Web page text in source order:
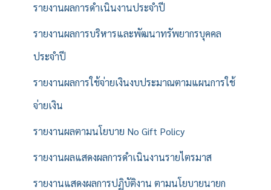
รายงานผลการดำเนินงานประจำปี
รายงานผลการบริหารและพัฒนาทรัพยากรบุคคล
ประจำปี
รายงานผลการใช้จ่ายเงินงบประมาณตามแผนการใช้
จ่ายเงิน
รายงานผลตามนโยบาย No Gift Policy
รายงานผลแสดงผลการดำเนินงานรายไตรมาส
รายงานแสดงผลการปฏิบัติงาน ตามนโยบายนายก